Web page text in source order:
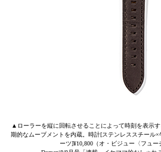
▲ローラーを縦に回転させることによって時刻を表示
期的なムーブメントを内蔵。時計[ステンレススチール
ーツ]¥10,800（オ・ビジュー〈フュー